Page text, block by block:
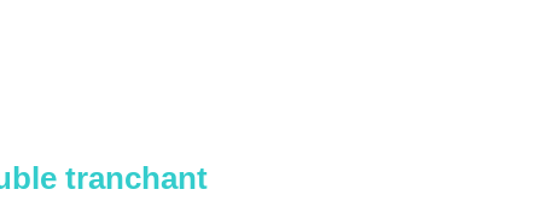
tranchant